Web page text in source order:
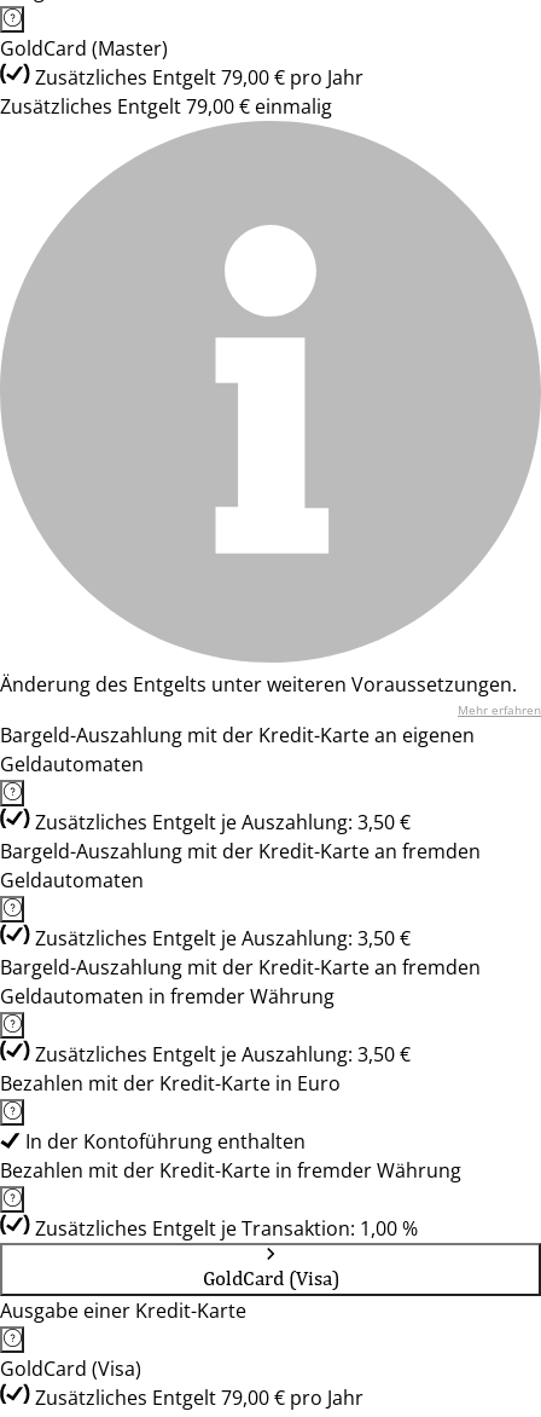
GoldCard (Master)
Zusätzliches Entgelt 79,00 € pro Jahr
Zusätzliches Entgelt 79,00 € einmalig
Änderung des Entgelts unter weiteren Voraussetzungen.
Mehr erfahren
Bargeld-Auszahlung mit der Kredit-Karte an eigenen
Geldautomaten
Zusätzliches Entgelt je Auszahlung: 3,50 €
Bargeld-Auszahlung mit der Kredit-Karte an fremden
Geldautomaten
Zusätzliches Entgelt je Auszahlung: 3,50 €
Bargeld-Auszahlung mit der Kredit-Karte an fremden
Geldautomaten in fremder Währung
Zusätzliches Entgelt je Auszahlung: 3,50 €
Bezahlen mit der Kredit-Karte in Euro
In der Kontoführung enthalten
Bezahlen mit der Kredit-Karte in fremder Währung
Zusätzliches Entgelt je Transaktion: 1,00 %
GoldCard (Visa)
Ausgabe einer Kredit-Karte
GoldCard (Visa)
Zusätzliches Entgelt 79,00 € pro Jahr